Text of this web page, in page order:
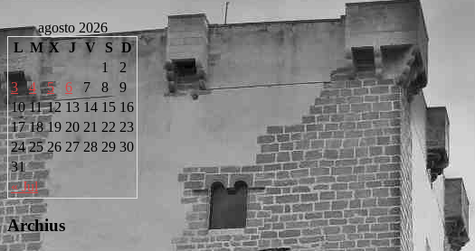
agosto 2026
L M X J V S D
« Jul
1
2
3
4 5 6 7 8
9
10 11 12 13 14 15 16
17 18 19 20 21 22 23
24 25 26 27 28 29 30
31
Archius